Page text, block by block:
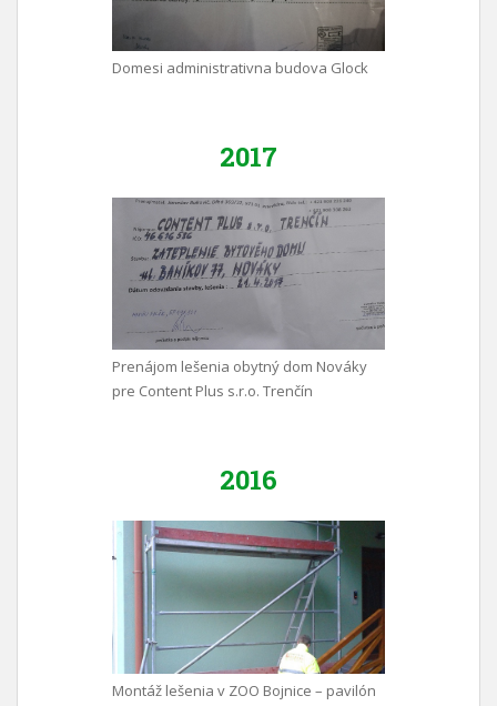
Domesi administrativna budova Glock
2017
Prenájom lešenia obytný dom Nováky
pre Content Plus s.r.o. Trenčín
2016
Montáž lešenia v ZOO Bojnice – pavilón